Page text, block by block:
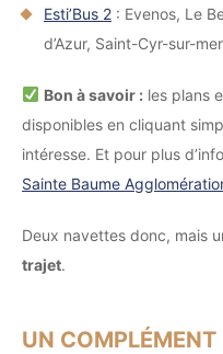
Esti’Bus 2 : Evenos, Le
d’Azur, Saint-Cyr-sur-
Bon à savoir :les plans
disponibles en cliquant
intéresse. Et pour plus
Sainte Baume
Deux navettes donc, mais
trajet.
UN